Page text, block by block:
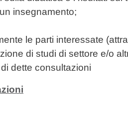
insegnamento;
le parti interessate
di studi di settore e/o
dette consultazioni